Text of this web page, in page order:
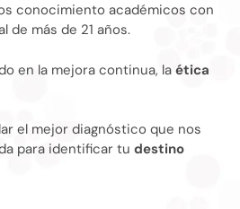
conocimiento académicos con
de más de 21 años.
en la mejora continua, laética
el mejor diagnóstico que nos
para identificar tu destino